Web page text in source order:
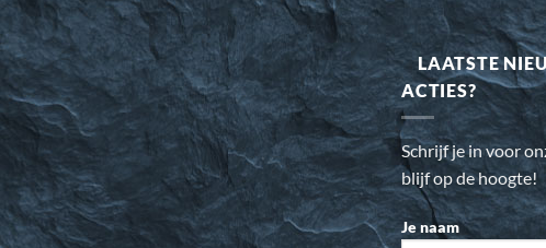
LAATSTE
ACTIES?
Schrijf je in voor
blijf op de hoogte!
Je naam